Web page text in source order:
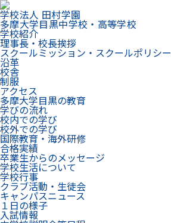
学校法人 田村学園
多摩大学目黒中学校・高等学校
学校紹介
理事長・校長挨拶
スクールミッション・スクールポリシー
沿革
校舎
制服
アクセス
多摩大学目黒の教育
学びの流れ
校内での学び
校外での学び
国際教育・海外研修
合格実績
卒業生からのメッセージ
学校生活について
学校行事
クラブ活動・生徒会
キャンパスニュース
１日の様子
入試情報